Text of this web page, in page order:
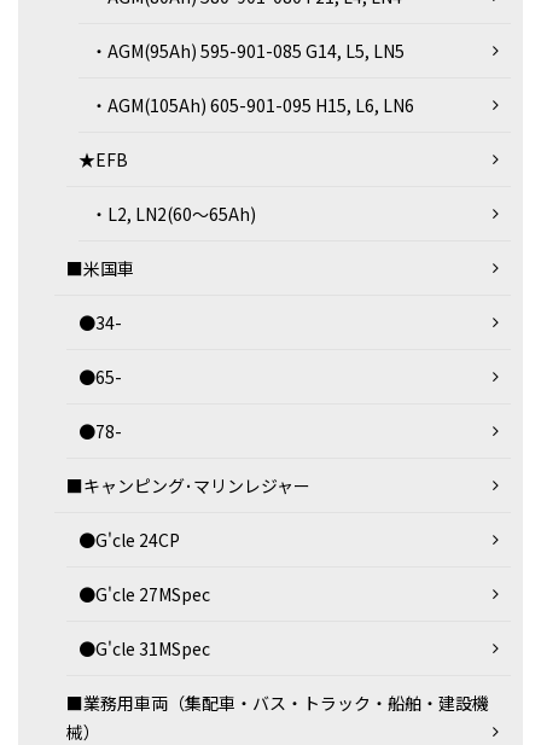
・AGM(95Ah) 595-901-085 G14, L5, LN5
・AGM(105Ah) 605-901-095 H15, L6, LN6
★EFB
・L2, LN2(60～65Ah)
■米国車
●34-
●65-
●78-
■キャンピング･マリンレジャー
●G'cle 24CP
●G'cle 27MSpec
●G'cle 31MSpec
■業務用車両（集配車・バス・トラック・船舶・建設機
械）